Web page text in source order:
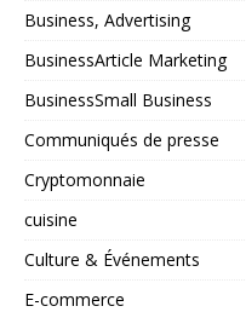
Business, Advertising
BusinessArticle Marketing
BusinessSmall Business
Communiqués de presse
Cryptomonnaie
cuisine
Culture & Événements
E-commerce